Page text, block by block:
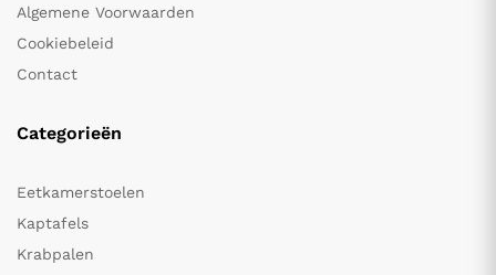
Algemene Voorwaarden
Cookiebeleid
Contact
Categorieën
Eetkamerstoelen
Kaptafels
Krabpalen